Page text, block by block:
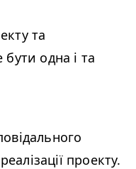
та
одна і та
проекту.